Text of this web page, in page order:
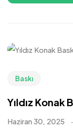
Baskı
Yıldız Konak
Haziran 30, 2025